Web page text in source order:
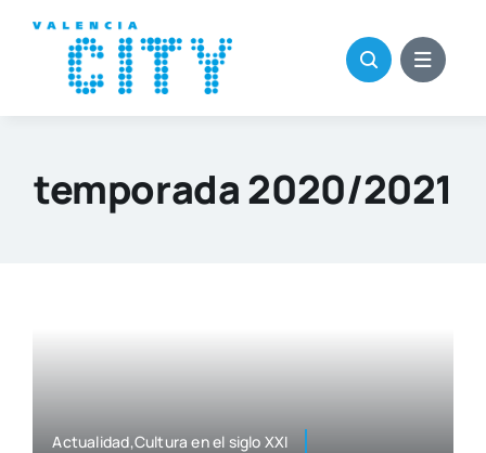
contenido
temporada 2020/2021
Actualidad,Cultura en el siglo XXI